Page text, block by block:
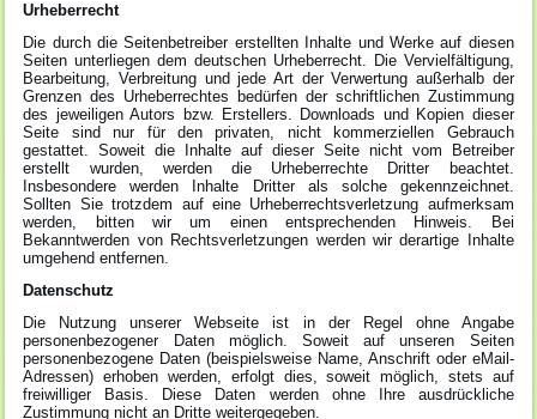
Urheberrecht
Die durch die Seitenbetreiber erstellten Inhalte und Werke auf diesen
Seiten unterliegen dem deutschen Urheberrecht. Die Vervielfältigung,
Bearbeitung, Verbreitung und jede Art der Verwertung außerhalb der
Grenzen des Urheberrechtes bedürfen der schriftlichen Zustimmung
des jeweiligen Autors bzw. Erstellers. Downloads und Kopien dieser
Seite sind nur für den privaten, nicht kommerziellen Gebrauch
gestattet. Soweit die Inhalte auf dieser Seite nicht vom Betreiber
erstellt wurden, werden die Urheberrechte Dritter beachtet.
Insbesondere werden Inhalte Dritter als solche gekennzeichnet.
Sollten Sie trotzdem auf eine Urheberrechtsverletzung aufmerksam
werden, bitten wir um einen entsprechenden Hinweis. Bei
Bekanntwerden von Rechtsverletzungen werden wir derartige Inhalte
umgehend entfernen.
Datenschutz
Die Nutzung unserer Webseite ist in der Regel ohne Angabe
personenbezogener Daten möglich. Soweit auf unseren Seiten
personenbezogene Daten (beispielsweise Name, Anschrift oder eMail-
Adressen) erhoben werden, erfolgt dies, soweit möglich, stets auf
freiwilliger Basis. Diese Daten werden ohne Ihre ausdrückliche
Zustimmung nicht an Dritte weitergegeben.